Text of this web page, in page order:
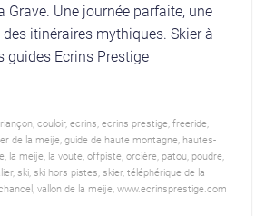
Grave. Une journée parfaite, une
itinéraires mythiques. Skier à
guides Ecrins Prestige
couloir, ecrins ecrins prestige, freeride,
de la meije, guide de haute montagne, hautes-
, la meije, la voute, offpiste, orcière, patou poudre,
, ski, ski hors pistes skier, téléphérique de la
, vallon de la meije, www.ecrinsprestige.com